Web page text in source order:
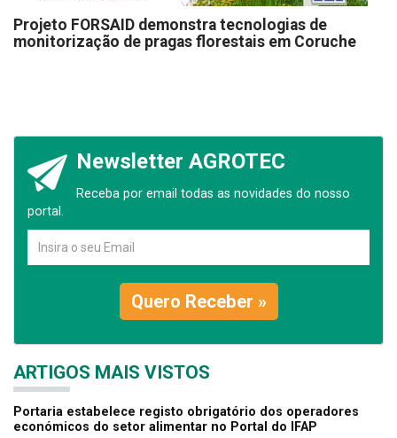
Projeto FORSAID demonstra tecnologias de
monitorização de pragas florestais em Coruche
Newsletter AGROTEC
Receba por email todas as novidades do nosso
portal.
Quero Receber »
ARTIGOS MAIS VISTOS
Portaria estabelece registo obrigatório dos operadores
económicos do setor alimentar no Portal do IFAP